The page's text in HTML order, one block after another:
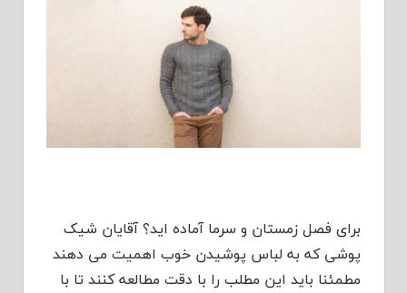
برای فصل زمستان و سرما آماده اید؟ آقایان شیک
پوشی که به لباس پوشیدن خوب اهمیت می دهند
مطمئنا باید این مطلب را با دقت مطالعه کنند تا با